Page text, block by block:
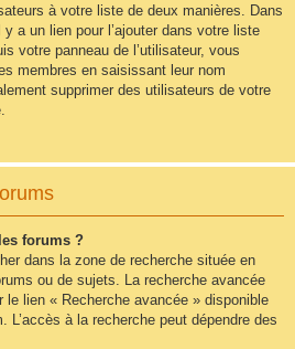
à votre liste de deux manières. Dans
a un lien pour l’ajouter dans votre liste
votre panneau de l’utilisateur, vous
membres en saisissant leur nom
supprimer des utilisateurs de votre
forums ?
dans la zone de recherche située en
ou de sujets. La recherche avancée
lien « Recherche avancée » disponible
L’accès à la recherche peut dépendre des